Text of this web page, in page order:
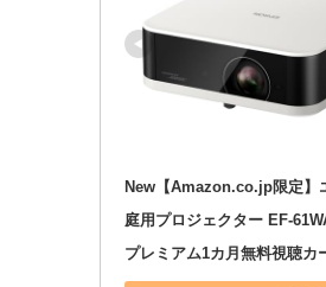
New【Amazon.co.jp限定】
庭用プロジェクター EF-
プレミアム1カ月無料視聴カ